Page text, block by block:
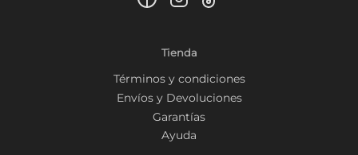
Tienda
Términos y condiciones
Envíos y Devoluciones
Garantías
Ayuda